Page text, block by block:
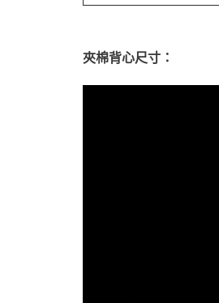
夾棉背心尺寸：